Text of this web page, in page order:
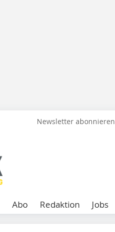
Newsletter abonnieren
Abo Redaktion Jobs